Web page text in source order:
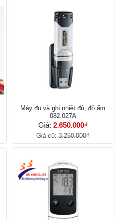
Máy đo và ghi nhiệt độ, độ ẩm
082.027A
Giá: 2.650.000₫
Giá cũ: 3.250.000₫